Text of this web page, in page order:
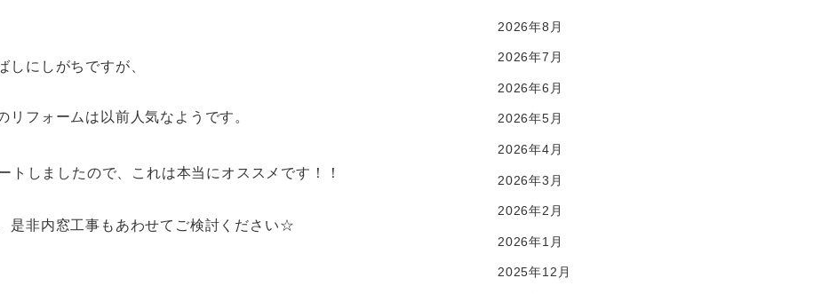
しにしがちですが、
フォームは以前人気なようです。
トしましたので、 これは本当にオススメです！！
是非内窓工事もあわせてご検討ください☆
2026年8月
2026年7月
2026年6月
2026年5月
2026年4月
2026年3月
2026年2月
2026年1月
2025年12月